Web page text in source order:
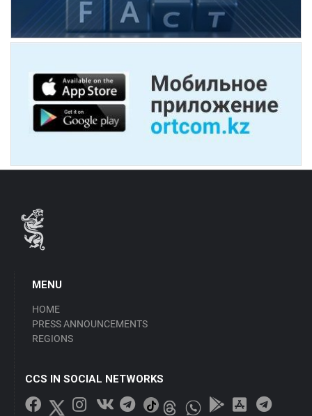
MENU
HOME
PRESS ANNOUNCEMENTS
REGIONS
CCS IN SOCIAL NETWORKS